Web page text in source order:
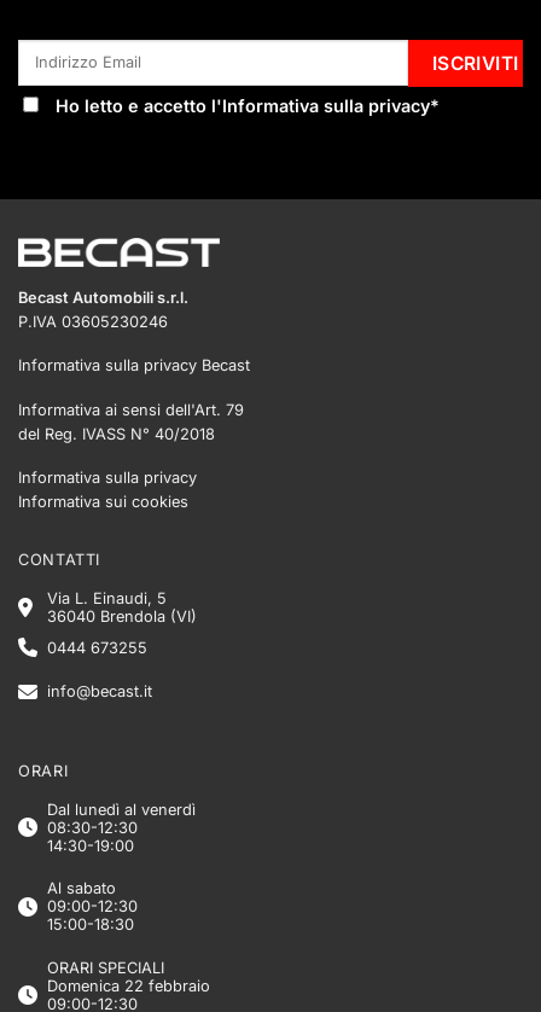
Ho letto e accetto l'Informativa sulla privacy*
Becast Automobili s.r.l.
P.IVA 03605230246
Informativa sulla privacy Becast
Informativa ai sensi dell'Art. 79
del Reg. IVASS N° 40/2018
Informativa sulla privacy
Informativa sui cookies
CONTATTI
Via L. Einaudi, 5
36040 Brendola (VI)
0444 673255
info@becast.it
ORARI
Dal lunedì al venerdì
08:30-12:30
14:30-19:00
Al sabato
09:00-12:30
15:00-18:30
ORARI SPECIALI
Domenica 22 febbraio
09:00-12:30